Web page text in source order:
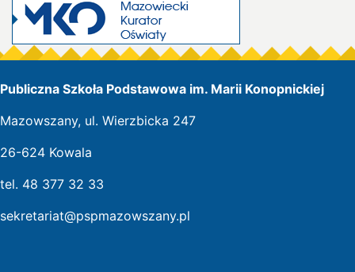
Publiczna Szkoła Podstawowa im. Marii Konopnickiej
Mazowszany, ul. Wierzbicka 247
26-624 Kowala
tel. 48 377 32 33
sekretariat@pspmazowszany.pl